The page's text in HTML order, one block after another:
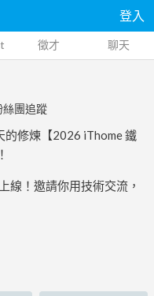
登入
徵才 聊天
團追蹤
的修煉【2026 iThome 鐵
線！邀請你用技術交流，